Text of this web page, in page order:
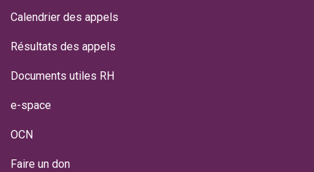
Calendrier des appels
Résultats des appels
Documents utiles RH
e-space
OCN
Faire un don